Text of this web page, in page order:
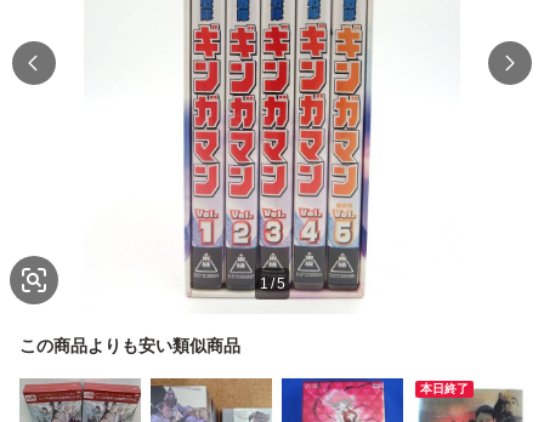
1 /5
この商品よりも安い類似商品
本日終了